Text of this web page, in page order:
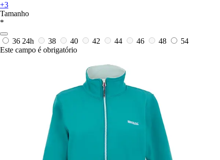
+3
Tamanho
*
36 24h 38 40 42 44 46 48
54
Este campo é obrigatório